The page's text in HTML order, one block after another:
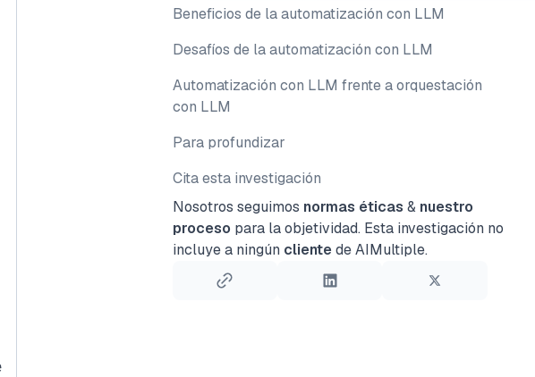
Beneficios de la automatización con LLM
Desafíos de la automatización con LLM
Automatización con LLM frente a orquestación
con LLM
Para profundizar
Cita esta investigación
Nosotros seguimos normas éticas & nuestro
proceso para la objetividad. Esta investigación no
incluye a ningún cliente de AIMultiple.